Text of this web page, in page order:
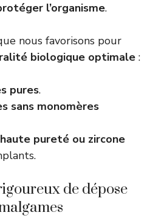
l’organisme.
nous favorisons pour
biologique optimale :
pures.
sans monomères
pureté ou zircone
de dépose